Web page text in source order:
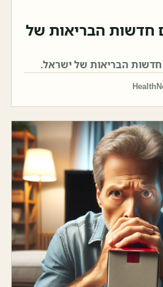
חדשות הבריאות של
הבריאות של ישראל.